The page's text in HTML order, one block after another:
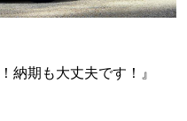
期も大丈夫です！』